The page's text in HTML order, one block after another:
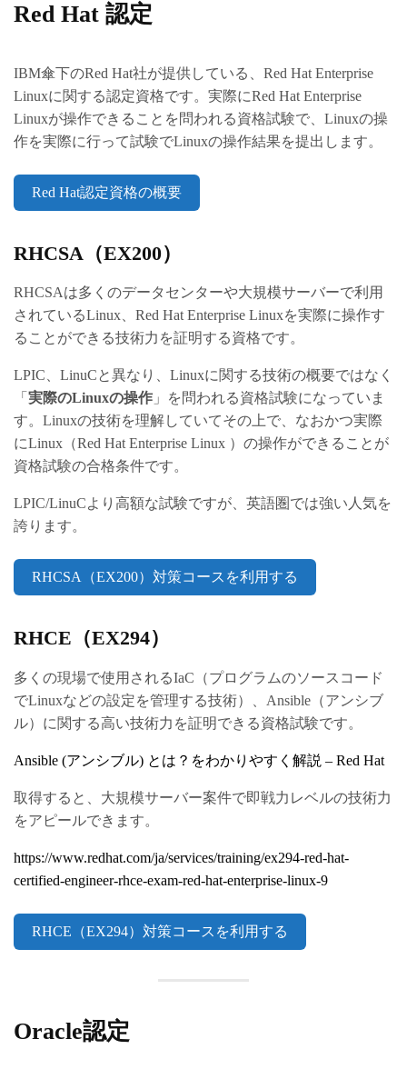
Red Hat 認定
IBM傘下のRed Hat社が提供している、Red Hat Enterprise
Linuxに関する認定資格です。実際にRed Hat Enterprise
Linuxが操作できることを問われる資格試験で、Linuxの操
作を実際に行って試験でLinuxの操作結果を提出します。
Red Hat認定資格の概要
RHCSA（EX200）
RHCSAは多くのデータセンターや大規模サーバーで利用
されているLinux、Red Hat Enterprise Linuxを実際に操作す
ることができる技術力を証明する資格です。
LPIC、LinuCと異なり、Linuxに関する技術の概要ではなく
「 実際のLinuxの操作 」を問われる資格試験になっていま
す。Linuxの技術を理解していてその上で、なおかつ実際
にLinux（Red Hat Enterprise Linux ）の操作ができることが
資格試験の合格条件です。
LPIC/LinuCより高額な試験ですが、英語圏では強い人気を
誇ります。
RHCSA（EX200）対策コースを利用する
RHCE（EX294）
多くの現場で使用されるIaC（プログラムのソースコード
でLinuxなどの設定を管理する技術）、Ansible（アンシブ
ル）に関する高い技術力を証明できる資格試験です。
Ansible (アンシブル) とは？をわかりやすく解説 – Red Hat
取得すると、大規模サーバー案件で即戦力レベルの技術力
をアピールできます。
https://www.redhat.com/ja/services/training/ex294-red-hat-
certified-engineer-rhce-exam-red-hat-enterprise-linux-9
RHCE（EX294）対策コースを利用する
Oracle認定